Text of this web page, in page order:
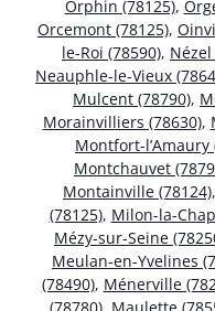
Orphin (78125),
Orcemont (78125),
le-Roi (78590), Nézel
Neauphle-le-Vieux
Mulcent (78790),
Morainvilliers (78630),
Montfort-l’Amaury
Montchauvet
Montainville (78124),
(78125), Milon-la-
Mézy-sur-Seine
Meulan-en-Yvelines
(78490), Ménerville